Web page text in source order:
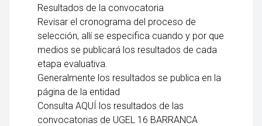
Resultados de la convocatoria
Revisar el cronograma del proceso de
selección, allí se especifica cuando y por que
medios se publicará los resultados de cada
etapa evaluativa.
Generalmente los resultados se publica en la
página de la entidad
Consulta AQUÍ los resultados de las
convocatorias de UGEL 16 BARRANCA